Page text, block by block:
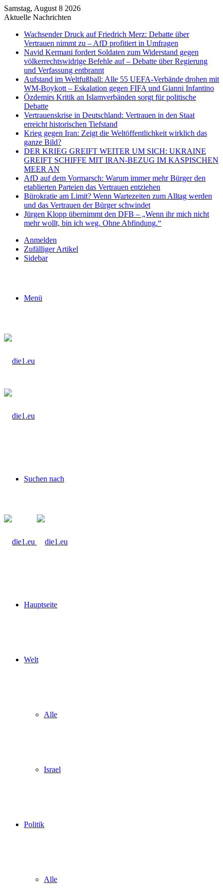
Samstag, August 8 2026
Aktuelle Nachrichten
Wachsender Druck auf Friedrich Merz: Debatte über
Vertrauen nimmt zu – AfD profitiert in Umfragen
Navid Kermani fordert Soldaten zum Widerstand gegen
völkerrechtswidrige Befehle auf – Debatte über Regierung
und Verfassung entbrannt
Aufstand im Weltfußball: Alle 55 UEFA-Verbände drohen mit
WM-Boykott – Eskalation gegen FIFA und Gianni Infantino
Özdemirs Kritik an Islamverbänden sorgt für politische
Debatte
Vertrauenskrise in Deutschland: Vertrauen in den Staat
erreicht historischen Tiefstand
Krieg gegen Iran: Zeigt die Weltöffentlichkeit wirklich das
ganze Bild?
DER KRIEG GREIFT WEITER UM SICH: UKRAINE
GREIFT SCHIFFE MIT IRAN-BEZUG IM KASPISCHEN
MEER AN
AfD auf dem Vormarsch: Warum immer mehr Bürger den
etablierten Parteien das Vertrauen entziehen
Bürokratie am Limit? Wenn Wartezeiten zum Alltag werden
und das Vertrauen der Bürger schwindet
Jürgen Klopp übernimmt den DFB – „Wenn ihr mich nicht
mehr wollt, bin ich weg. Ohne Abfindung.“
Anmelden
Zufälliger Artikel
Sidebar
Menü
Suchen nach
Hauptseite
Welt
Alle
Israel
Politik
Alle